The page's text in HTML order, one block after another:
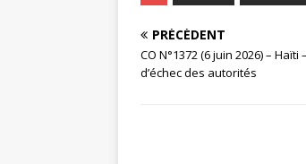
PRÉCÉDENT
CO N°1372 (6 juin 2026) –
d’échec des autorités